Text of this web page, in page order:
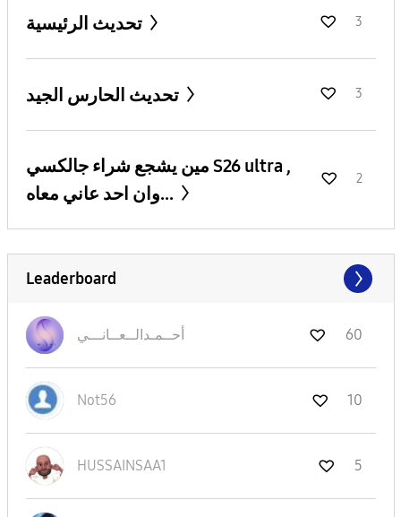
تحديث الرئيسية 3
تحديث الحارس الجيد 3
مين يشجع شراء جالكسي S26 ultra ,
وان احد عاني معاه...
2
Leaderboard
أحــمـدالــعــانـــي 60
Not56 10
HUSSAINSAA1 5